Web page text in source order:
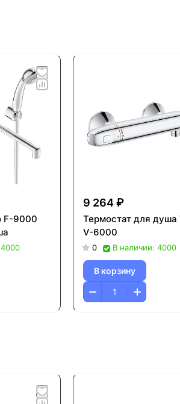
F-9000
9 264 ₽
Термостат для душа
V-6000
0 В наличии: 4000
В корзину